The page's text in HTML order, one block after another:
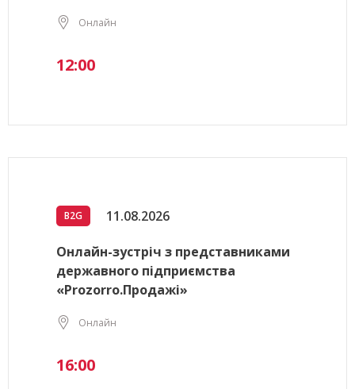
Онлайн
12:00
B2G 11.08.2026
Онлайн-зустріч з представниками
державного підприємства
«Prozorro.Продажі»
Онлайн
16:00